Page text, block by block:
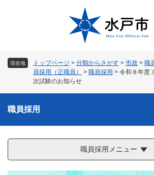
現在地 トップページ > 分類からさがす > 市政 > 職
員採用（正職員）
> 職員採用 > 令和８年度
次試験のお知らせ
職員採用
職員採用メニュー